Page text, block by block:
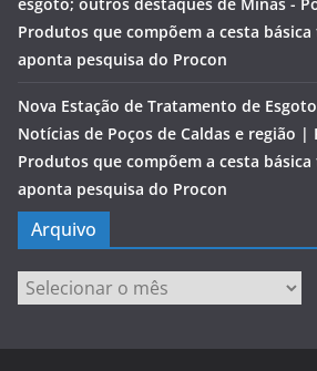
Produtos que compõem a cesta básica
aponta pesquisa do Procon
Nova Estação de Tratamento de
Notícias de Poços de Caldas e região |
Produtos que compõem a cesta básica
aponta pesquisa do Procon
Arquivo
Arquivo